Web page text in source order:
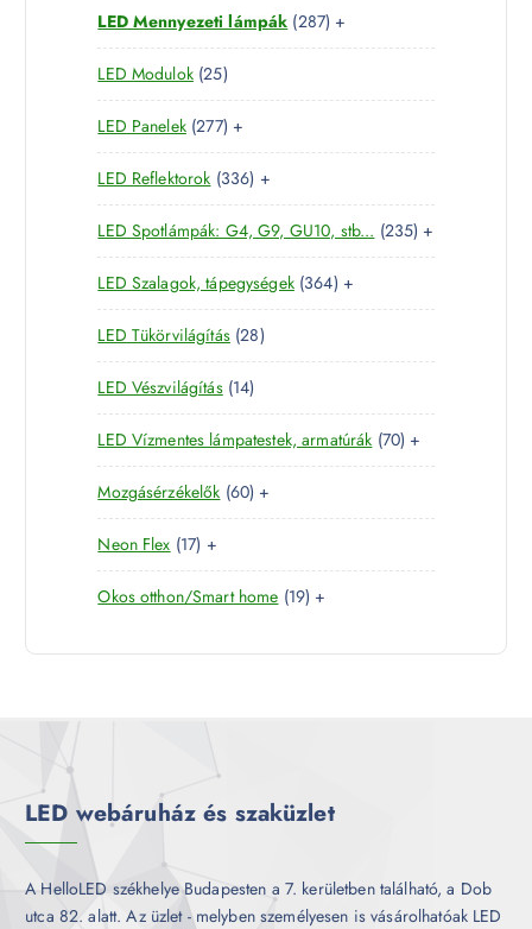
k
é
r
m
k
t
e
m
k
LED Mennyezeti lámpák 2872
8
t
r
é
k
+
LED Modulok 252
5
t
e
r
m
é
k
LED Panelek 2772
7
7
t
e
r
m
é
k
+
LED Reflektorok 3363
3
6
t
e
r
m
é
k
+
LED Spotlámpák: G4, G9, GU10, stb... 2352
3
t
r
é
k
+
LED Szalagok, tápegységek 3643
6
t
r
m
é
+
LED Tükörvilágítás 282
8
e
r
m
é
k
LED Vészvilágítás 141
4
t
e
r
m
k
LED Vízmentes lámpatestek, armatúrák 707
0
e
m
+
Mozgásérzékelők 606
0
e
r
é
+
Neon Flex 171
7
t
r
+
Okos otthon/Smart home 191
t
+
LED webáruház és szaküzlet
A HelloLED székhelye Budapesten a 7. kerületben található, a Dob
utca 82. alatt. Az üzlet - melyben személyesen is vásárolhatóak LED